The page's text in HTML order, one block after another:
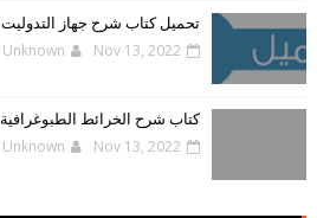
تحميل كتاب شرح جهاز التدوليت
Unknown Nov 13, 2022
كتاب شرح الخرائط الطبوغرافية
Unknown Nov 13, 2022